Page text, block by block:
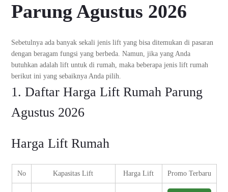
Parung Agustus 2026
Sebetulnya ada banyak sekali jenis lift yang bisa ditemukan di pasaran
dengan beragam fungsi yang berbeda. Namun, jika yang Anda
butuhkan adalah lift untuk di rumah, maka beberapa jenis lift rumah
berikut ini yang sebaiknya Anda pilih.
1. Daftar Harga Lift Rumah Parung
Agustus 2026
Harga Lift Rumah
No Kapasitas Lift Harga Lift Promo Terbaru